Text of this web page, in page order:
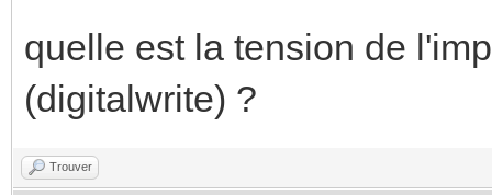
quelle est la tension de
(digitalwrite) ?
Trouver